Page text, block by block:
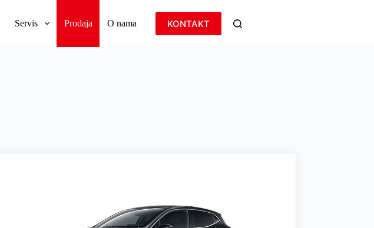
Servis Prodaja O nama KONTAKT